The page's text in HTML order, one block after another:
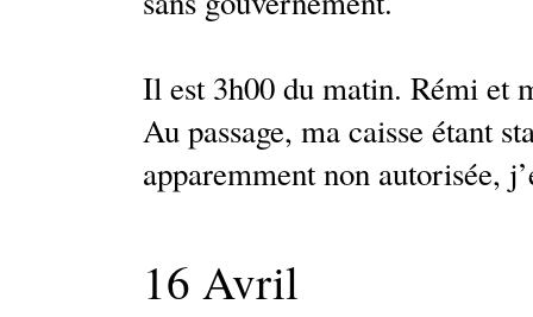
Il est 3h00 du matin. Rémi et
Au passage, ma caisse étant
apparemment non autorisée,
16 Avril